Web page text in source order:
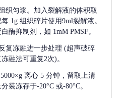
织匀浆。加入裂解液的体积取
每 1g 组织碎片使用9ml裂解液。
酶抑制剂，如 1mM PMSF。
复冻融进一步处理 (超声破碎
融法可重复2次)。
5000×g 离心 5 分钟，留取上清
装冻存于-20°C 或-80°C。